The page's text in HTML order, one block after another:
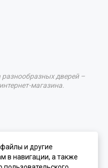
дверей –
магазина.
и другие
в навигации, а также